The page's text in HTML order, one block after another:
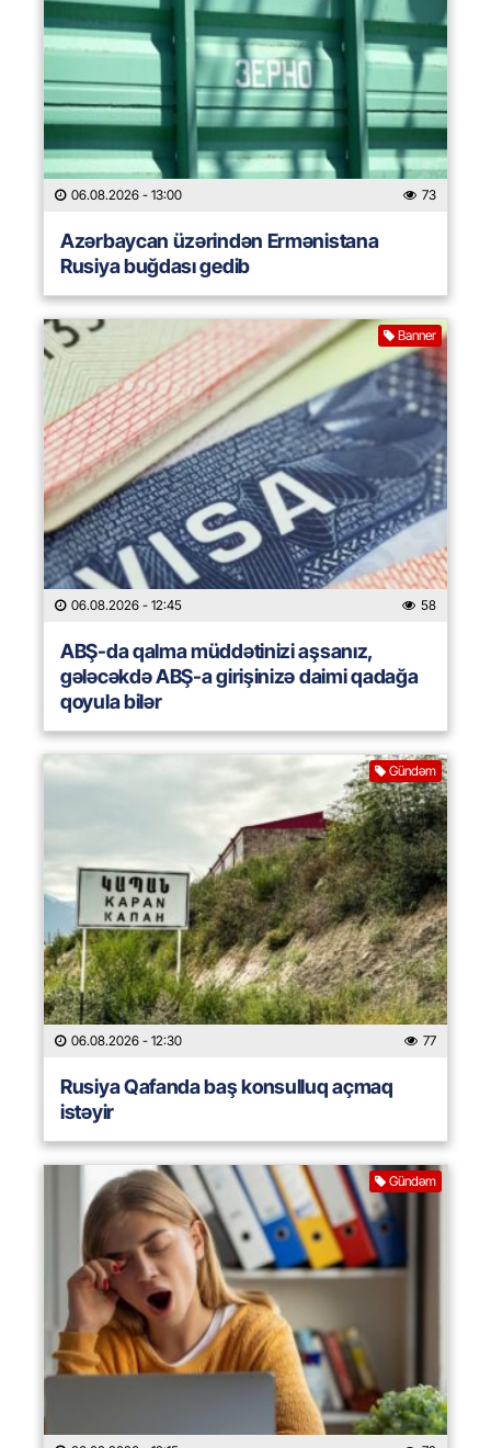
06.08.2026 - 13:00 73
Azərbaycan üzərindən Ermənistana
Rusiya buğdası gedib
Banner
06.08.2026 - 12:45 58
ABŞ-da qalma müddətinizi aşsanız,
gələcəkdə ABŞ-a girişinizə daimi qadağa
qoyula bilər
Gündəm
06.08.2026 - 12:30 77
Rusiya Qafanda baş konsulluq açmaq
istəyir
Gündəm